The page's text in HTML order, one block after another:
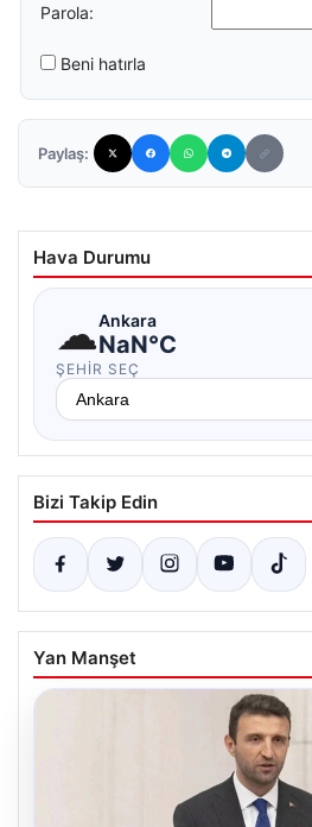
Parola:
Beni hatırla
Paylaş:
Hava Durumu
☁Ankara
NaN°C
ŞEHIR SEÇ
Bizi Takip Edin
Yan Manşet